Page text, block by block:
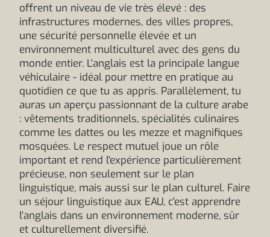
offrent un niveau de vie très élevé : des
infrastructures modernes, des villes propres,
une sécurité personnelle élevée et un
environnement multiculturel avec des gens du
monde entier. L'anglais est la principale langue
véhiculaire - idéal pour mettre en pratique au
quotidien ce que tu as appris. Parallèlement, tu
auras un aperçu passionnant de la culture arabe
: vêtements traditionnels, spécialités culinaires
comme les dattes ou les mezze et magnifiques
mosquées. Le respect mutuel joue un rôle
important et rend l'expérience particulièrement
précieuse, non seulement sur le plan
linguistique, mais aussi sur le plan culturel. Faire
un séjour linguistique aux EAU, c'est apprendre
l'anglais dans un environnement moderne, sûr
et culturellement diversifié.